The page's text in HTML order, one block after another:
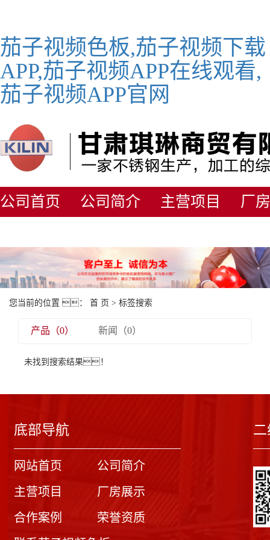
茄子视频色板,茄子视频下载
APP,茄子视频APP在线观看,
茄子视频APP官网
公司首页 公司简介 主营项目
厂
您当前的位置 ： 首 页 > 标签搜索
产品（0） 新闻（0）
未找到搜索结果！
底部导航
网站首页
公司简介
主营项目
厂房展示
合作案例
荣誉资质